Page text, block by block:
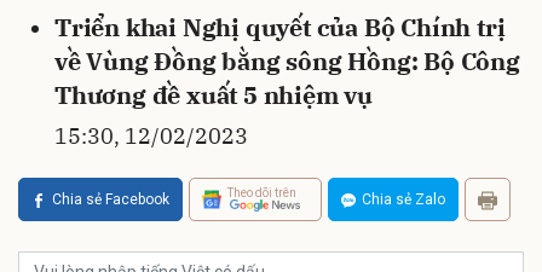
Triển khai Nghị quyết của Bộ Chính trị
về Vùng Đồng bằng sông Hồng: Bộ Công
Thương đề xuất 5 nhiệm vụ
15:30, 12/02/2023
Chia sẻ Facebook Theo dõi trên Chia sẻ Zalo